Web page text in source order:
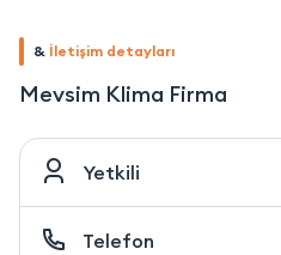
& İletişim detayları
Mevsim Klima Firma
Yetkili
Telefon